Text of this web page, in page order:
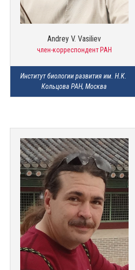
Andrey V. Vasiliev
член-корреспондент РАН
Институт биологии развития им. Н.К.
Кольцова РАН, Москва